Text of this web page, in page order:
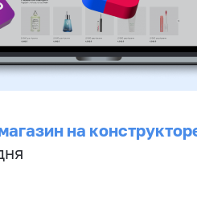
на